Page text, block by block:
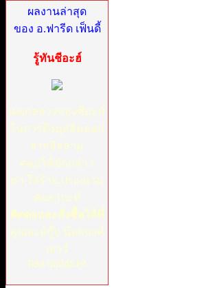
ผลงานล่าสุด
ของ อ.ฟารีด เฟ็นดี้
รู้ทันชีอะฮ์
เผยกลลวงของชีอะห์
ในการดึงมุสลิมออก
จากอิสลาม
ตอบโต้ข้อกล่าว
หา,ใส่ร้าย,ประณาม
ศอฮาบะห์
ติดต่อและสั่งซื้อได้ที่
คุณยะอ์กู๊บ น้อยนงค์
เยาว์
084 0004619